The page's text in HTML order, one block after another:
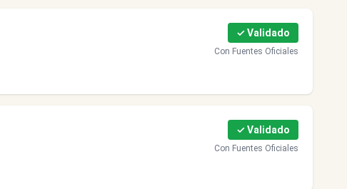
✓ Validado
Con Fuentes Oficiales
✓ Validado
Con Fuentes Oficiales